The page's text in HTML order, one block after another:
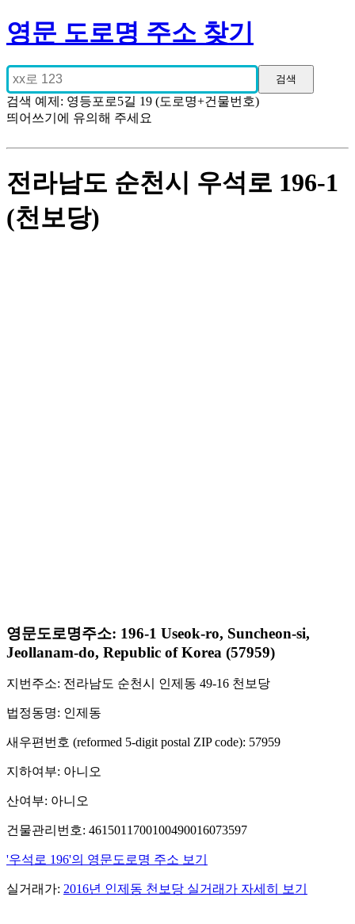
영문 도로명 주소 찾기
검색 예제: 영등포로5길 19 (도로명+건물번호)
띄어쓰기에 유의해 주세요
전라남도 순천시 우석로 196-1
(천보당)
영문도로명주소: 196-1 Useok-ro, Suncheon-si,
Jeollanam-do, Republic of Korea (57959)
지번주소: 전라남도 순천시 인제동 49-16 천보당
법정동명: 인제동
새우편번호 (reformed 5-digit postal ZIP code): 57959
지하여부: 아니오
산여부: 아니오
건물관리번호: 4615011700100490016073597
'우석로 196'의 영문도로명 주소 보기
실거래가: 2016년 인제동 천보당 실거래가 자세히 보기